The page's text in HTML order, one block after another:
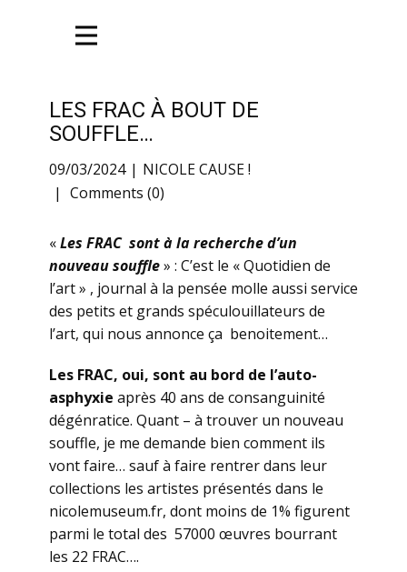
LES FRAC À BOUT DE
SOUFFLE…
09/03/2024
NICOLE CAUSE !
Comments (0)
«Les FRAC sont à la recherche d’un
nouveau souffle» : C’est le « Quotidien de
l’art » , journal à la pensée molle aussi service
des petits et grands spéculouillateurs de
l’art, qui nous annonce ça benoitement…
Les FRAC, oui, sont au bord de l’auto-
asphyxie après 40 ans de consanguinité
dégénratice. Quant – à trouver un nouveau
souffle, je me demande bien comment ils
vont faire… sauf à faire rentrer dans leur
collections les artistes présentés dans le
nicolemuseum.fr, dont moins de 1% figurent
parmi le total des 57000 œuvres bourrant
les 22 FRAC….